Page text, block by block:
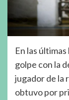
En las
golpe con la
jugador de la
obtuvo por